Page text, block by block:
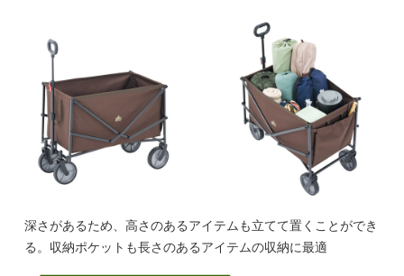
深さがあるため、高さのあるアイテムも立てて置くことができ
る。収納ポケットも長さのあるアイテムの収納に最適